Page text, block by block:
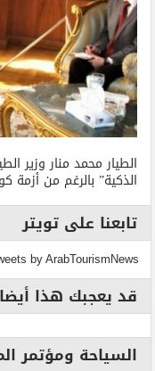
الطيار محمد منار وزير
الذكية” بالرغم من
تابعنا على تويتر
by ArabTourismNews
قد يعجبك هذا
السياحة ومؤتمر